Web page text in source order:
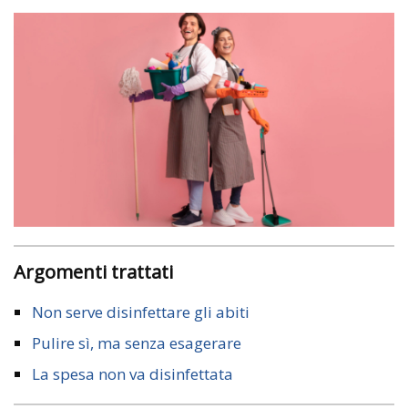
Argomenti trattati
Non serve disinfettare gli abiti
Pulire sì, ma senza esagerare
La spesa non va disinfettata